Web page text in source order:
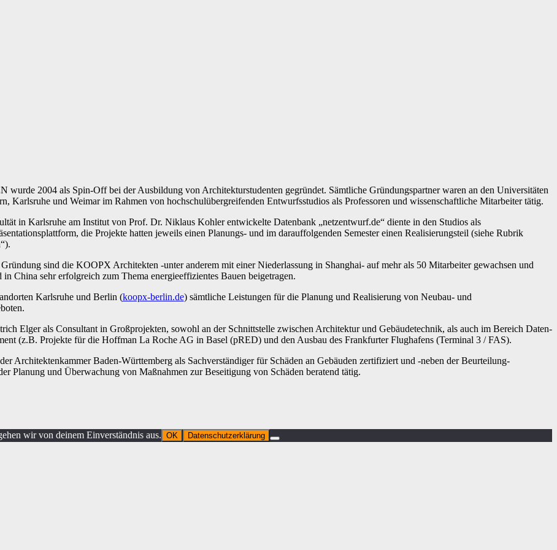
2004 als Spin-Off bei der Ausbildung von Architekturstudenten gegründet. Sämtliche Gründungspartner waren an den Universitäten
Karlsruhe und Weimar im Rahmen von hochschulübergreifenden Entwurfsstudios als Professoren und wissenschaftliche Mitarbeiter tätig.
in Karlsruhe am Institut von Prof. Dr. Niklaus Kohler entwickelte Datenbank „netzentwurf.de“ diente in den Studios als
die Projekte hatten jeweils einen Planungs- und im darauffolgenden Semester einen Realisierungsteil (siehe Rubrik
Gründung sind die KOOPX Architekten -unter anderem mit einer Niederlassung in Shanghai- auf mehr als 50 Mitarbeiter gewachsen und
China sehr erfolgreich zum Thema energieeffizientes Bauen beigetragen.
Karlsruhe und Berlin (koopx-berlin.de) sämtliche Leistungen für die Planung und Realisierung von Neubau- und
Elger als Consultant in Großprojekten, sowohl an der Schnittstelle zwischen Architektur und Gebäudetechnik, als auch im Bereich Daten-
(z.B. Projekte für die Hoffman La Roche AG in Basel (pRED) und den Ausbau des Frankfurter Flughafens (Terminal 3 / FAS).
Architektenkammer Baden-Württemberg als Sachverständiger für Schäden an Gebäuden zertifiziert und -neben der Beurteilung-
Planung und Überwachung von Maßnahmen zur Beseitigung von Schäden beratend tätig.
wir von deinem Einverständnis aus. OK Datenschutzerklärung